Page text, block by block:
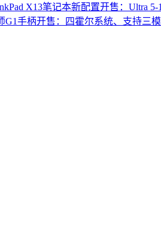
X13笔记本新配置开售：Ultra 5-
G1手柄开售：四霍尔系统、支持三